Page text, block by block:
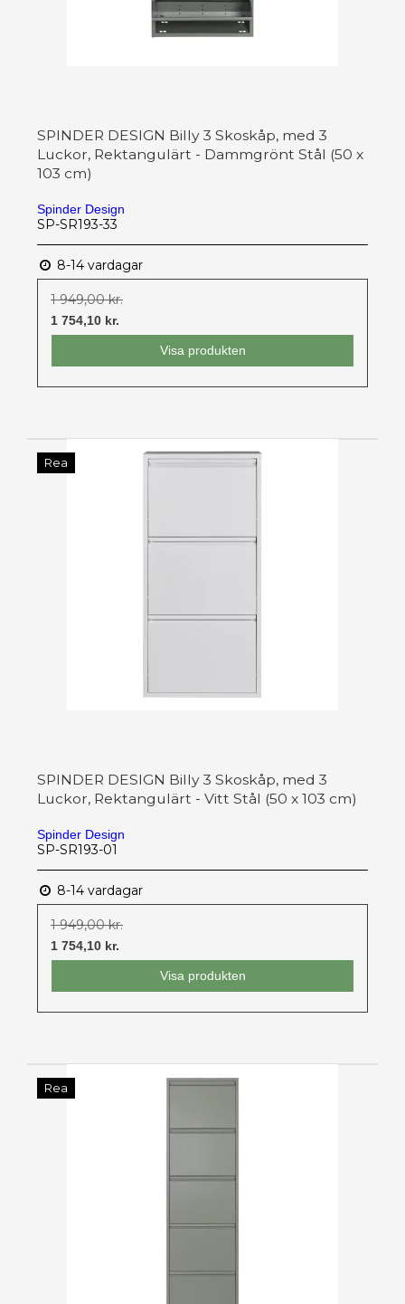
SPINDER DESIGN Billy 3 Skoskåp, med 3
Luckor, Rektangulärt - Dammgrönt Stål (50 x
103 cm)
Spinder Design
SP-SR193-33
8-14 vardagar
1 949,00 kr.
1 754,10 kr.
Visa produkten
Rea
SPINDER DESIGN Billy 3 Skoskåp, med 3
Luckor, Rektangulärt - Vitt Stål (50 x 103 cm)
Spinder Design
SP-SR193-01
8-14 vardagar
1 949,00 kr.
1 754,10 kr.
Visa produkten
Rea